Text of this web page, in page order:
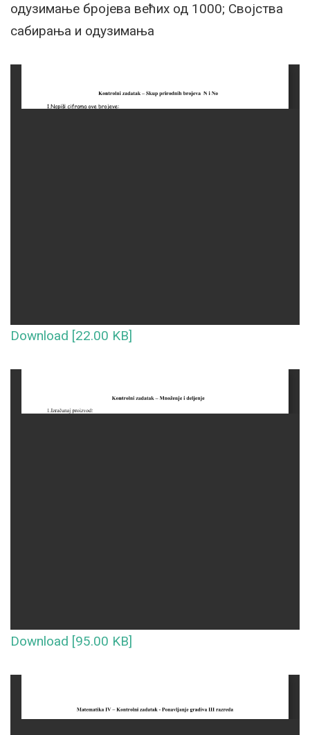
одузимање бројева већих од 1000; Својства
сабирања и одузимања
Download [22.00 KB]
Download [95.00 KB]